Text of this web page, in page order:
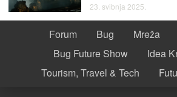
23. svibnja 2025.
Forum Bug Mreža
Bug Future Show
Idea
Tourism, Travel & Tech